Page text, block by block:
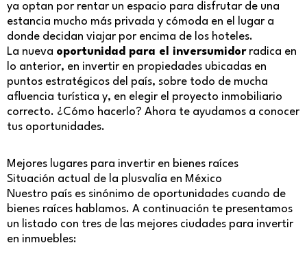
ya optan por rentar un espacio para disfrutar de una
estancia mucho más privada y cómoda en el lugar a
donde decidan viajar por encima de los hoteles.
La nueva oportunidad para el inversumidorradica en
lo anterior, en invertir en propiedades ubicadas en
puntos estratégicos del país, sobre todo de mucha
afluencia turística y, en elegir el proyecto inmobiliario
correcto. ¿Cómo hacerlo? Ahora te ayudamos a conocer
tus oportunidades.
Mejores lugares para invertir en bienes raíces
Situación actual de la plusvalía en México
Nuestro país es sinónimo de oportunidades cuando de
bienes raíces hablamos. A continuación te presentamos
un listado con tres de las mejores ciudades para invertir
en inmuebles: